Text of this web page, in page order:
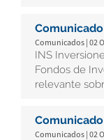
Comunicados | 02
INS
Fondos de
relevante
Comunicados | 02